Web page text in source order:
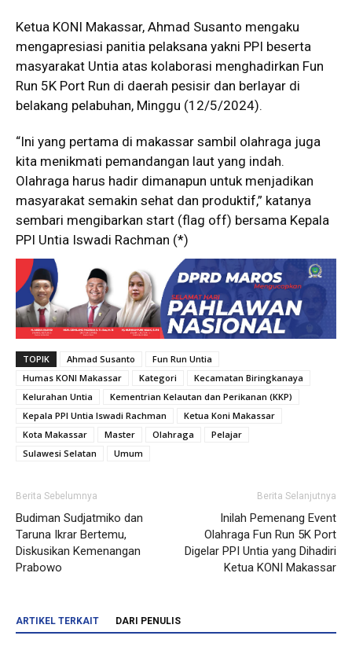
Ketua KONI Makassar, Ahmad Susanto mengaku
mengapresiasi panitia pelaksana yakni PPI beserta
masyarakat Untia atas kolaborasi menghadirkan Fun
Run 5K Port Run di daerah pesisir dan berlayar di
belakang pelabuhan, Minggu (12/5/2024).
“Ini yang pertama di makassar sambil olahraga juga
kita menikmati pemandangan laut yang indah.
Olahraga harus hadir dimanapun untuk menjadikan
masyarakat semakin sehat dan produktif,” katanya
sembari mengibarkan start (flag off) bersama Kepala
PPI Untia Iswadi Rachman (*)
TOPIK Ahmad Susanto
Fun Run Untia
Humas KONI Makassar
Kategori
Kecamatan Biringkanaya
Kelurahan Untia
Kementrian Kelautan dan Perikanan (KKP)
Kepala PPI Untia Iswadi Rachman
Ketua Koni Makassar
Kota Makassar
Master Olahraga
Pelajar
Sulawesi Selatan
Umum
Berita Sebelumnya
Budiman Sudjatmiko dan
Taruna Ikrar Bertemu,
Diskusikan Kemenangan
Prabowo
Berita Selanjutnya
Inilah Pemenang Event
Olahraga Fun Run 5K Port
Digelar PPI Untia yang Dihadiri
Ketua KONI Makassar
ARTIKEL TERKAIT DARI PENULIS